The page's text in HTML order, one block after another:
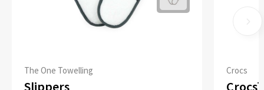
The One Towelling
Slippers
Crocs